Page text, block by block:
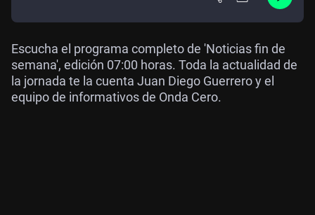
Escucha el programa completo de 'Noticias fin de
semana', edición 07:00 horas. Toda la actualidad de
la jornada te la cuenta Juan Diego Guerrero y el
equipo de informativos de Onda Cero.